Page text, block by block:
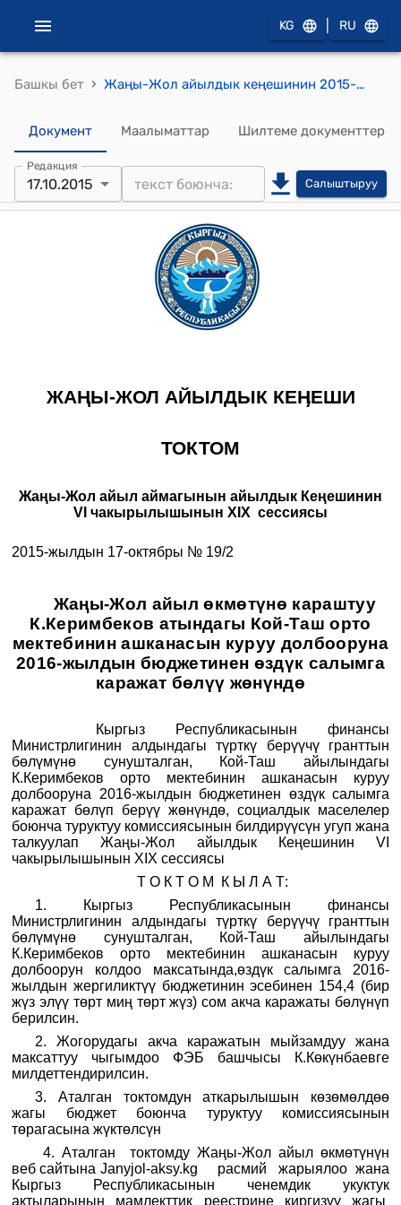
KG RU
Башкы бет › Жаңы-Жол айылдык кеңешинин 2015-жылдын 17-октябрындагы № 19/2 "Жаңы-Жол айыл өкмөтүнө караштуу К.Керимбеков атындагы Кой-Таш орто мектебинин ашканасын куруу долбооруна 2016-жылдын бюджетинен өздүк салымга каражат бөлүү жөнүндө" токтому
Документ Маалыматтар Шилтеме документтер
Редакция
17.10.2015 Салыштыруу